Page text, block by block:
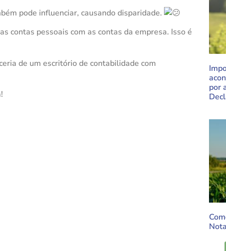
pode influenciar, causando disparidade.
contas pessoais com as contas da empresa. Isso é
de um escritório de contabilidade com
por